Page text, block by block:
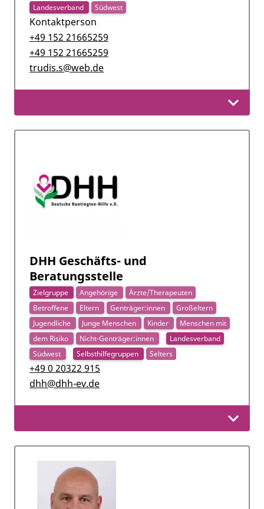
Landesverband Südwest
Kontaktperson
+49 152 21665259
+49 152 21665259
trudis.s@web.de
DHH Geschäfts- und
Beratungsstelle
Zielgruppe Angehörige
Ärzte/Therapeuten
Betroffene
Eltern Genträger:innen
Großeltern
Jugendliche
Junge Menschen Kinder
Menschen mit
dem Risiko
Nicht-Genträger:innen
Landesverband
Südwest
Selbsthilfegruppen Selters
+49 0 20322 915
dhh@dhh-ev.de